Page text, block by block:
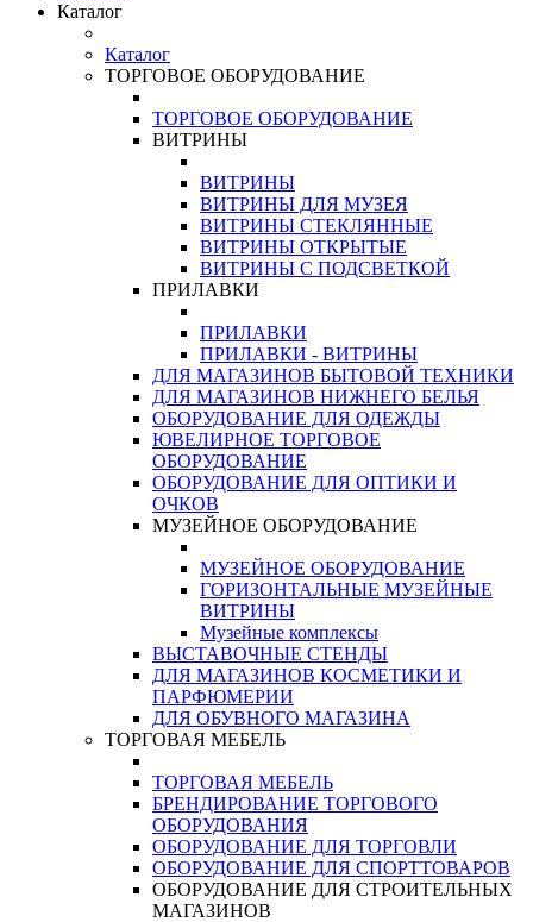
Каталог
Каталог
ТОРГОВОЕ ОБОРУДОВАНИЕ
ТОРГОВОЕ ОБОРУДОВАНИЕ
ВИТРИНЫ
ВИТРИНЫ
ВИТРИНЫ ДЛЯ МУЗЕЯ
ВИТРИНЫ СТЕКЛЯННЫЕ
ВИТРИНЫ ОТКРЫТЫЕ
ВИТРИНЫ С ПОДСВЕТКОЙ
ПРИЛАВКИ
ПРИЛАВКИ
ПРИЛАВКИ - ВИТРИНЫ
ДЛЯ МАГАЗИНОВ БЫТОВОЙ ТЕХНИКИ
ДЛЯ МАГАЗИНОВ НИЖНЕГО БЕЛЬЯ
ОБОРУДОВАНИЕ ДЛЯ ОДЕЖДЫ
ЮВЕЛИРНОЕ ТОРГОВОЕ
ОБОРУДОВАНИЕ
ОБОРУДОВАНИЕ ДЛЯ ОПТИКИ И
ОЧКОВ
МУЗЕЙНОЕ ОБОРУДОВАНИЕ
МУЗЕЙНОЕ ОБОРУДОВАНИЕ
ГОРИЗОНТАЛЬНЫЕ МУЗЕЙНЫЕ
ВИТРИНЫ
Музейные комплексы
ВЫСТАВОЧНЫЕ СТЕНДЫ
ДЛЯ МАГАЗИНОВ КОСМЕТИКИ И
ПАРФЮМЕРИИ
ДЛЯ ОБУВНОГО МАГАЗИНА
ТОРГОВАЯ МЕБЕЛЬ
ТОРГОВАЯ МЕБЕЛЬ
БРЕНДИРОВАНИЕ ТОРГОВОГО
ОБОРУДОВАНИЯ
ОБОРУДОВАНИЕ ДЛЯ ТОРГОВЛИ
ОБОРУДОВАНИЕ ДЛЯ СПОРТТОВАРОВ
ОБОРУДОВАНИЕ ДЛЯ СТРОИТЕЛЬНЫХ
МАГАЗИНОВ